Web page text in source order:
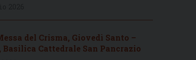
del Crisma, Giovedì Santo –
Basilica Cattedrale San Pancrazio